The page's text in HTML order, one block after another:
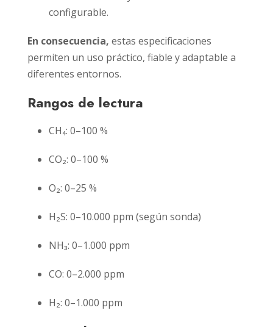
configurable.
En consecuencia, estas especificaciones
permiten un uso práctico, fiable y adaptable a
diferentes entornos.
Rangos de lectura
CH₄: 0–100 %
CO₂: 0–100 %
O₂: 0–25 %
H₂S: 0–10.000 ppm (según sonda)
NH₃: 0–1.000 ppm
CO: 0–2.000 ppm
H₂: 0–1.000 ppm